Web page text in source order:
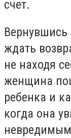
счет.
Вернувшись
ждать
не находя
женщина
ребенка и
когда она